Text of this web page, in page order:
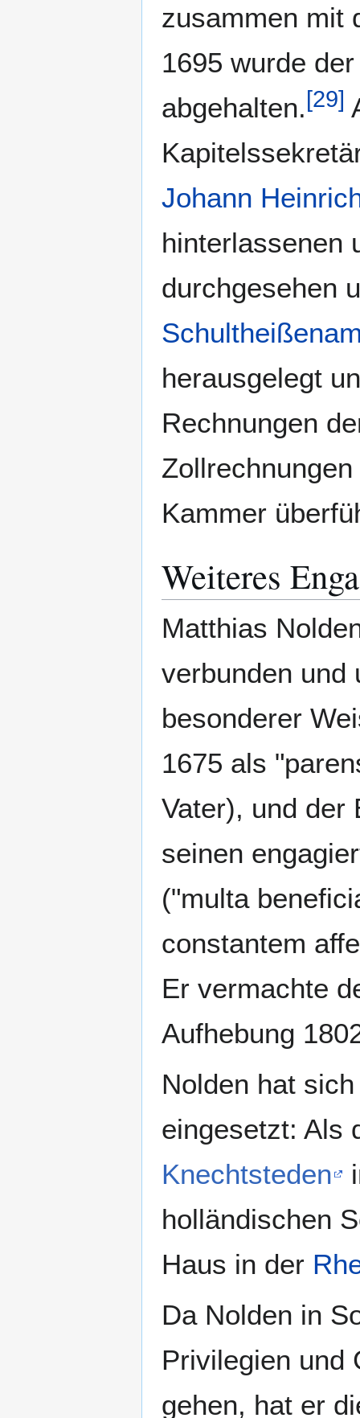
zusammen mit
1695 wurde
abgehalten.[29]
Johann
hinterlassenen
durchgesehen
herausgelegt
Rechnungen
Kammer
Weiteres
Matthias
verbunden und
besonderer
1675 als
Vater), und der
seinen
("multa
constantem
Er vermachte
Aufhebung
Nolden hat
eingesetzt: Als
Knechtsteden
holländischen
Haus in der
Da Nolden in
Privilegien und
gehen, hat er